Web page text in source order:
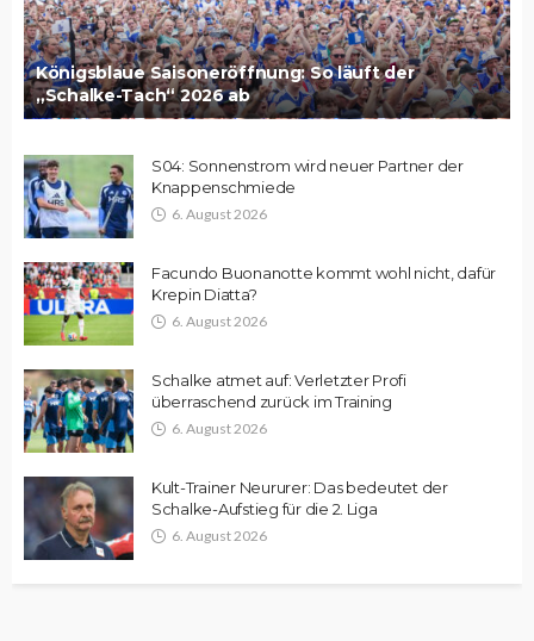
Königsblaue Saisoneröffnung: So läuft der
„Schalke-Tach“ 2026 ab
S04: Sonnenstrom wird neuer Partner der
Knappenschmiede
6. August 2026
Facundo Buonanotte kommt wohl nicht, dafür
Krepin Diatta?
6. August 2026
Schalke atmet auf: Verletzter Profi
überraschend zurück im Training
6. August 2026
Kult-Trainer Neururer: Das bedeutet der
Schalke-Aufstieg für die 2. Liga
6. August 2026